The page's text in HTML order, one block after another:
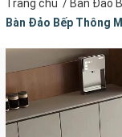
Trang chủ / Bàn Đảo
Bàn Đảo Bếp Thông